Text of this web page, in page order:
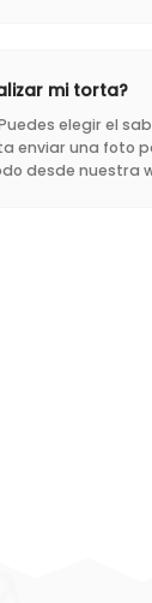
mi torta?
elegir el
enviar una foto
desde nuestra